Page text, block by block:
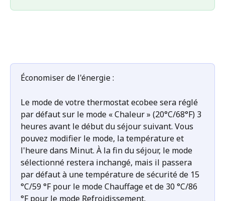
Économiser de l'énergie :
Le mode de votre thermostat ecobee sera réglé
par défaut sur le mode « Chaleur » (20°C/68°F) 3
heures avant le début du séjour suivant. Vous
pouvez modifier le mode, la température et
l'heure dans Minut. À la fin du séjour, le mode
sélectionné restera inchangé, mais il passera
par défaut à une température de sécurité de 15
°C/59 °F pour le mode Chauffage et de 30 °C/86
°F pour le mode Refroidissement.